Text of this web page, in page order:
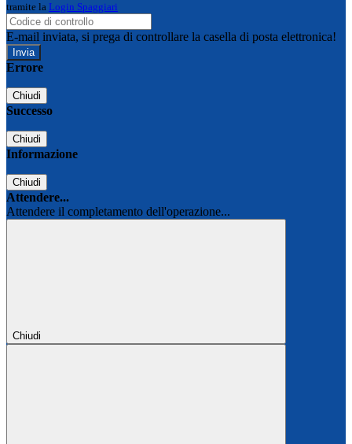
tramite la Login Spaggiari
E-mail inviata, si prega di controllare la casella di posta elettronica!
Errore
Chiudi
Successo
Chiudi
Informazione
Chiudi
Attendere...
Attendere il completamento dell'operazione...
Chiudi